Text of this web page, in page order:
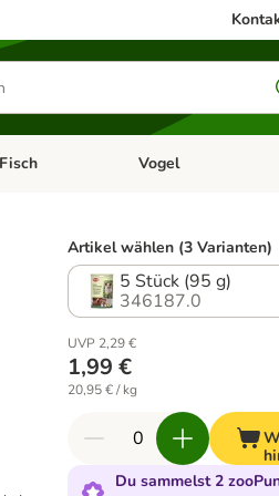
& Zubehör
Menü öffnen: Kleintier
Fisch Kategorie-Menü
Vogel
Artikel wählen (3 Varianten)
5 Stück (95 g)
346187.0
UVP 2,29 €
1,99 €
20,95 € / kg
Du sammelst 2